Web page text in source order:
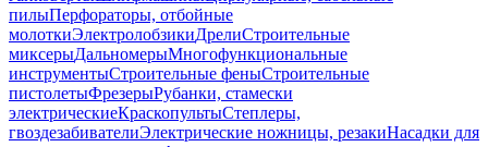
пилыПерфораторы, отбойные
молоткиЭлектролобзикиДрелиСтроительные
миксерыДальномерыМногофункциональные
инструментыСтроительные феныСтроительные
пистолетыФрезерыРубанки, стамески
электрическиеКраскопультыСтеплеры,
гвоздезабивателиЭлектрические ножницы, резакиНасадки для